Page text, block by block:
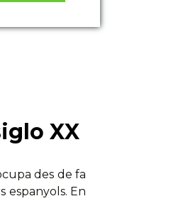
XX
des de fa
espanyols. En